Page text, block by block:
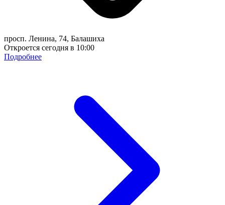
просп. Ленина, 74, Балашиха
Откроется сегодня в 10:00
Подробнее